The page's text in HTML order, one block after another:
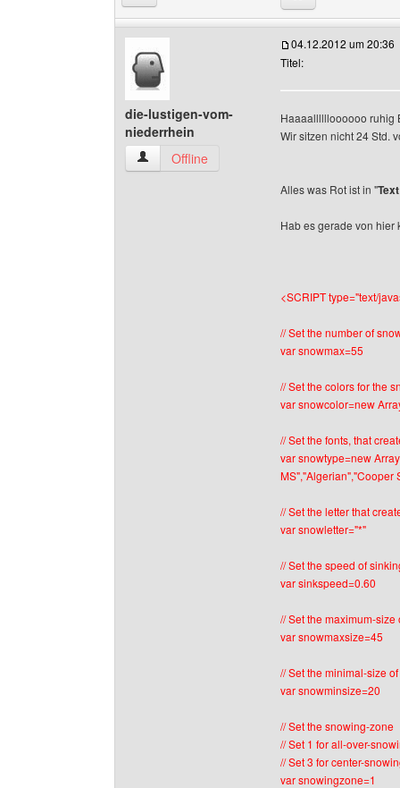
die-lustigen-vom-
niederrhein
die-lustigen-vom-niederrhein Benutzer-Profile
Offline
04.12.2012 um 20:36
Titel:
Haaaalllllloooooo ruhig
Wir sitzen nicht 24 Std.
Alles was Rot ist in "
Hab es gerade von
<SCRIPT type="text/
// Set the number of
var snowmax=55
// Set the colors for the
var snowcolor=new
// Set the fonts, that
var snowtype=new
MS","Algerian","Cooper
// Set the letter that
var snowletter="*"
// Set the speed of
var sinkspeed=0.60
// Set the maximum-
var snowmaxsize=45
// Set the minimal-size
var snowminsize=20
// Set the snowing-zone
// Set 1 for all-over-
// Set 3 for center-
var snowingzone=1